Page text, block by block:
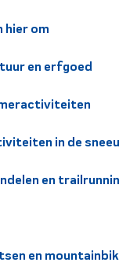
hier om
en erfgoed
in de
en
en